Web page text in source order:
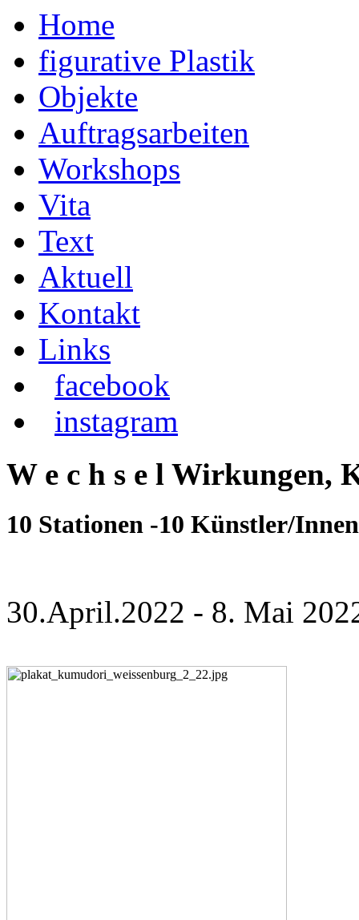
Home
figurative Plastik
Objekte
Auftragsarbeiten
Workshops
Vita
Text
Aktuell
Kontakt
Links
facebook
instagram
W e c h s e l Wirkungen,
10 Stationen -10 Künstler/
30.April.2022 - 8. Mai